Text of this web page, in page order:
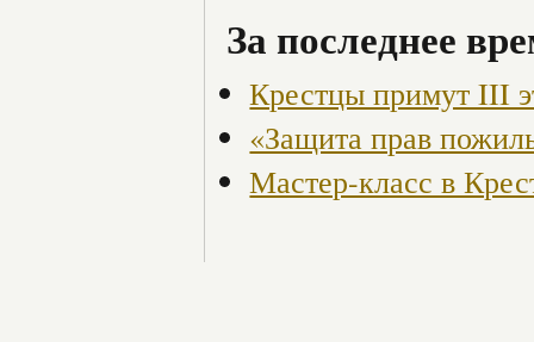
За последнее
Крестцы примут III
«Защита прав
Мастер-класс в